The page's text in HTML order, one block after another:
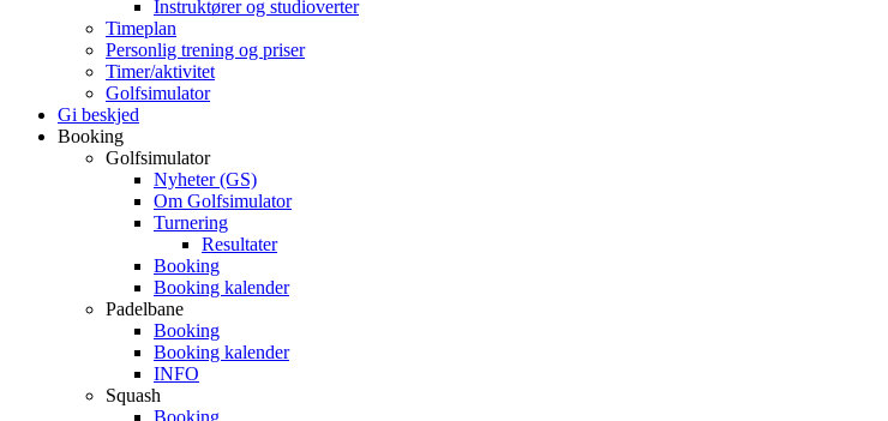
Instruktører og studioverter
Timeplan
Personlig trening og priser
Timer/aktivitet
Golfsimulator
Gi beskjed
Booking
Golfsimulator
Nyheter (GS)
Om Golfsimulator
Turnering
Resultater
Booking
Booking kalender
Padelbane
Booking
Booking kalender
INFO
Squash
Booking